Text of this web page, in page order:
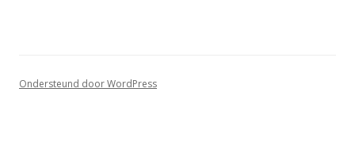
Ondersteund door WordPress